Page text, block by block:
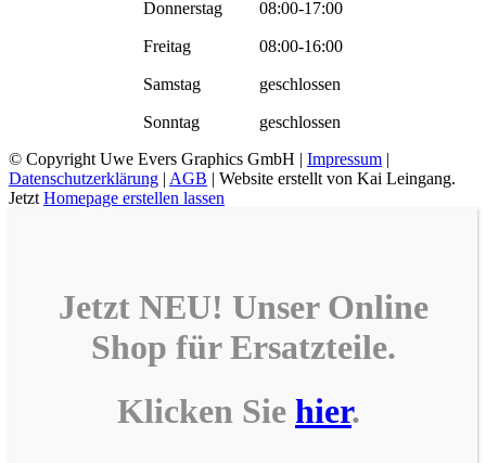
Donnerstag 08:00-17:00
Freitag 08:00-16:00
Samstag geschlossen
Sonntag
geschlossen
© Copyright Uwe Evers Graphics GmbH | Impressum |
Datenschutzerklärung | AGB | Website erstellt von Kai Leingang.
Jetzt Homepage erstellen lassen
Jetzt NEU! Unser Online
Shop fürErsatzteile.
Klicken Sie hier.